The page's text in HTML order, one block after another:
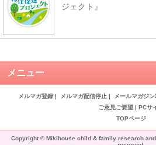
ジェクト』
メニュー
メルマガ登録 | メルマガ配信停止 | メールマガジ
ご意見ご要望| PCサ
TOPページ
Copyright © Mikihouse child & family research